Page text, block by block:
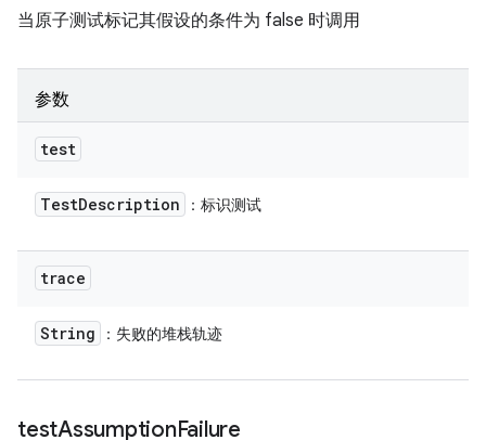
当原子测试标记其假设的条件为 false 时调用
参数
test
TestDescription ：标识测试
trace
String ：失败的堆栈轨迹
testAssumptionFailure